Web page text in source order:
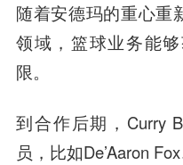
随着安德玛的重心重
领域，篮球业务能
限。
到合作后期，Curry
员，比如De’Aaron